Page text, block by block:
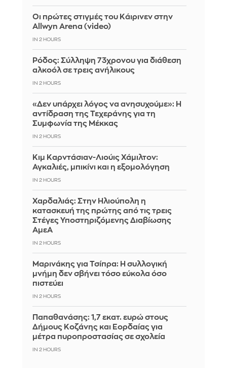
Οι πρώτες στιγμές του Κάιρινεν στην
Allwyn Arena (video)
IN 2 HOURS
Ρόδος: Σύλληψη 73χρονου για διάθεση
αλκοόλ σε τρεις ανήλικους
IN 2 HOURS
«Δεν υπάρχει λόγος να ανησυχούμε»: Η
αντίδραση της Τεχεράνης για τη
Συμφωνία της Μέκκας
IN 2 HOURS
Κιμ Καρντάσιαν-Λιούις Χάμιλτον:
Αγκαλιές, μπικίνι και η εξομολόγηση
IN 2 HOURS
Χαρδαλιάς: Στην Ηλιούπολη η
κατασκευή της πρώτης από τις τρεις
Στέγες Υποστηριζόμενης Διαβίωσης
ΑμεΑ
IN 2 HOURS
Μαρινάκης για Τσίπρα: Η συλλογική
μνήμη δεν σβήνει τόσο εύκολα όσο
πιστεύει
IN 2 HOURS
Παπαθανάσης: 1,7 εκατ. ευρώ στους
Δήμους Κοζάνης και Εορδαίας για
μέτρα πυροπροστασίας σε σχολεία
IN 2 HOURS